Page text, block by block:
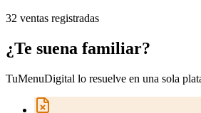
32 ventas registradas
¿Te suena familiar?
TuMenuDigital lo resuelve en una sola